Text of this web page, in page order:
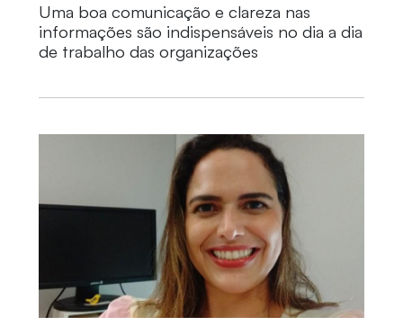
Uma boa comunicação e clareza nas
informações são indispensáveis no dia a dia
de trabalho das organizações